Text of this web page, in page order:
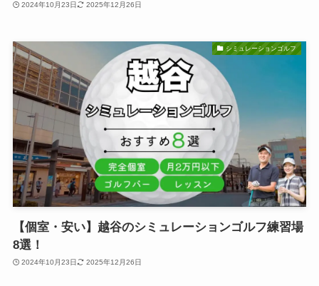
2024年10月23日 2025年12月26日
シミュレーションゴルフ
【個室・安い】越谷のシミュレーションゴルフ練習場
8選！
2024年10月23日 2025年12月26日